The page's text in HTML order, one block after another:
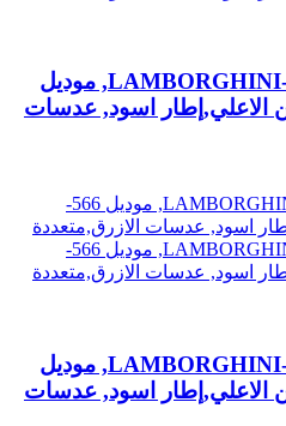
نظارة شمسية,ماركة LAMBORGHINI-Y20, موديل
من الاعلي,إطار اسود, عدسات
نظارة شمسية,ماركة LAMBORGHINI-Y20, موديل
من الاعلي,إطار اسود, عدسات